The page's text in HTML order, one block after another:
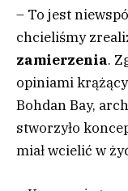
– To jest
chcieliśmy
zamierzenia.
opiniami
Bohdan Bay,
stworzyło
miał wcielić w